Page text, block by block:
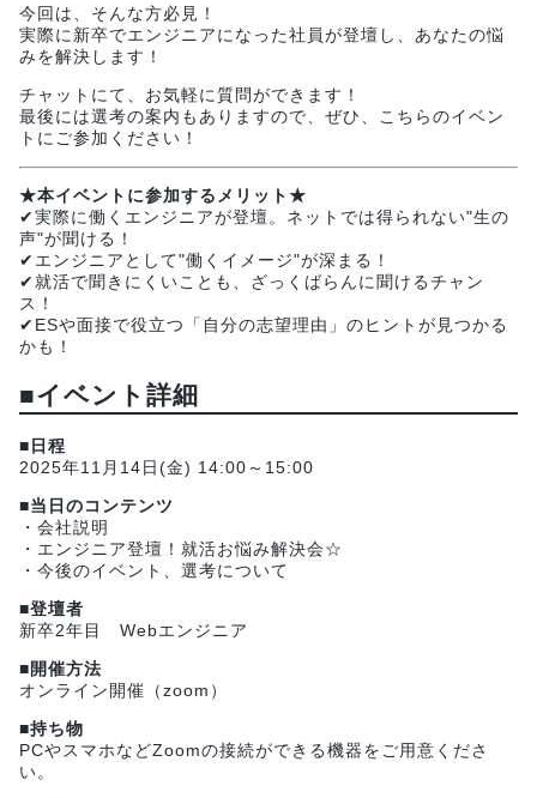
今回は、そんな方必見！
実際に新卒でエンジニアになった社員が登壇し、あなたの悩
みを解決します！
チャットにて、お気軽に質問ができます！
最後には選考の案内もありますので、ぜひ、こちらのイベン
トにご参加ください！
★本イベントに参加するメリット★
✔実際に働くエンジニアが登壇。ネットでは得られない"生の
声"が聞ける！
✔エンジニアとして"働くイメージ"が深まる！
✔就活で聞きにくいことも、ざっくばらんに聞けるチャン
ス！
✔ESや面接で役立つ「自分の志望理由」のヒントが見つかる
かも！
■イベント詳細
■日程
2025年11月14日(金) 14:00～15:00
■当日のコンテンツ
・会社説明
・エンジニア登壇！就活お悩み解決会☆
・今後のイベント、選考について
■登壇者
新卒2年目 Webエンジニア
■開催方法
オンライン開催（zoom）
■持ち物
PCやスマホなどZoomの接続ができる機器をご用意くださ
い。